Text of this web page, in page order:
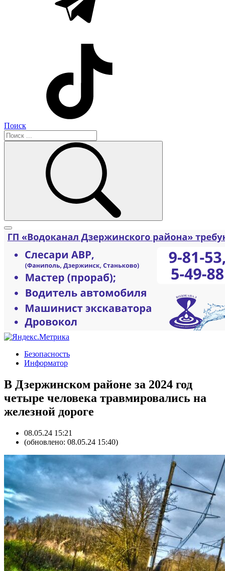
Поиск
Безопасность
Информатор
В Дзержинском районе за 2024 год
четыре человека травмировались на
железной дороге
08.05.24 15:21
(обновлено: 08.05.24 15:40)